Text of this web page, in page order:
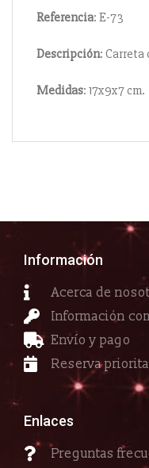
Referencia: E-73
Descripción: Carreta
Medidas: 17x9x7 cm.
Información
Acerca de
Información
Envío y pago
Reserva
Enlaces
Preguntas